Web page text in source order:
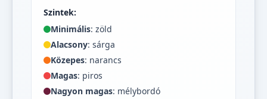
Szintek:
Minimális: zöld
Alacsony: sárga
Közepes: narancs
Magas: piros
Nagyon magas: mélybordó